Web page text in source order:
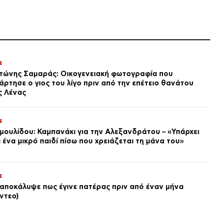
σύμφωνα με ειδικούς
«Φόνοι στο Καμπαναριό»:
Μάρθα Λαμπίρη-Φεντόρουφ
UKMTO: Δύο εκρήξεις κοντά
σε δεξαμενόπλοιο στα Στενά
του Ορμούζ
με το Ιράν, δεν αποκλείει τη
Σαμαράς: Οικογενειακή φωτογραφία που
ο γιος του λίγο πριν από την επέτειο θανάτου
Λένας
Καμπανάκι για την Αλεξανδράτου – «Υπάρχει
ένα μικρό παιδί πίσω που χρειάζεται τη μάνα του»
πως έγινε πατέρας πριν από έναν μήνα